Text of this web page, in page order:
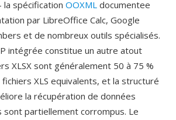
spécification OOXML documentee
par LibreOffice Calc, Google
et de nombreux outils spécialisés.
intégrée constitue un autre atout
XLSX sont généralement 50 à 75 %
XLS equivalents, et la structuré
la récupération de données
sont partiellement corrompus. Le